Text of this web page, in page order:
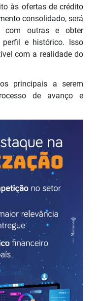
às ofertas de crédito
consolidado, será
com outras e obter
e histórico. Isso
com a realidade do
principais a serem
de avanço e